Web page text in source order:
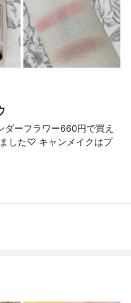
ダーフラワー660円で買え
した♡ キャンメイクはプ